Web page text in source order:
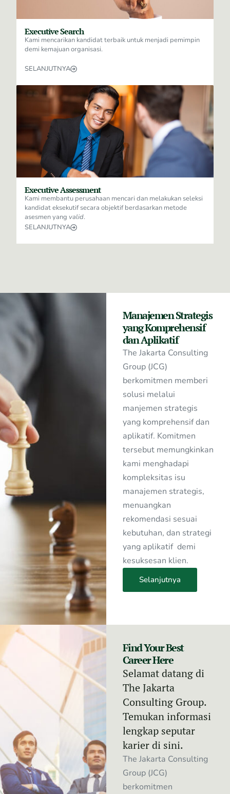
Executive Search
Kami mencarikan kandidat terbaik untuk menjadi pemimpin
demi kemajuan organisasi.
SELANJUTNYA
Executive Assessment
Kami membantu perusahaan mencari dan melakukan seleksi
kandidat eksekutif secara objektif berdasarkan metode
asesmen yang valid.
SELANJUTNYA
Manajemen Strategis
yang Komprehensif
dan Aplikatif
The Jakarta Consulting
Group (JCG)
berkomitmen memberi
solusi melalui
manjemen strategis
yang komprehensif dan
aplikatif. Komitmen
tersebut memungkinkan
kami menghadapi
kompleksitas isu
manajemen strategis,
menuangkan
rekomendasi sesuai
kebutuhan, dan strategi
yang aplikatif demi
kesuksesan klien.
Selanjutnya
Find Your Best
Career Here
Selamat datang di
The Jakarta
Consulting Group.
Temukan informasi
lengkap seputar
karier di sini.
The Jakarta Consulting
Group (JCG)
berkomitmen